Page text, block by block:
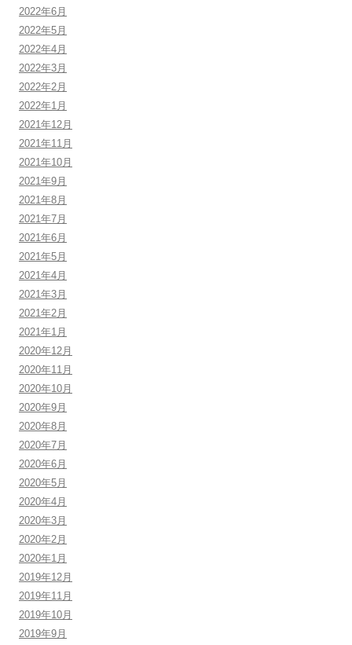
2022年6月
2022年5月
2022年4月
2022年3月
2022年2月
2022年1月
2021年12月
2021年11月
2021年10月
2021年9月
2021年8月
2021年7月
2021年6月
2021年5月
2021年4月
2021年3月
2021年2月
2021年1月
2020年12月
2020年11月
2020年10月
2020年9月
2020年8月
2020年7月
2020年6月
2020年5月
2020年4月
2020年3月
2020年2月
2020年1月
2019年12月
2019年11月
2019年10月
2019年9月